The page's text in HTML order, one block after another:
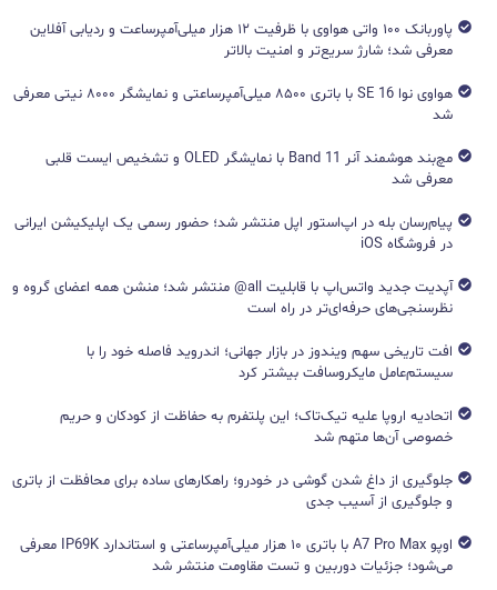
پاوربانک ۱۰۰ واتی هواوی با ظرفیت ۱۲ هزار میلی‌آمپرساعت و ردیابی آفلاین
معرفی شد؛ شارژ سریع‌تر و امنیت بالاتر
هواوی نوا 16 SE با باتری ۸۵۰۰ میلی‌آمپرساعتی و نمایشگر ۸۰۰۰ نیتی معرفی
مچ‌بند هوشمند آنر Band 11 با نمایشگر OLED و تشخیص ایست قلبی
معرفی شد
پیام‌رسان بله در اپ‌استور اپل منتشر شد؛ حضور رسمی یک اپلیکیشن ایرانی
در فروشگاه iOS
آپدیت جدید واتس‌اپ با قابلیت all@ منتشر شد؛ منشن همه اعضای گروه و
نظرسنجی‌های حرفه‌ای‌تر در راه است
افت تاریخی سهم ویندوز در بازار جهانی؛ اندروید فاصله خود را با
سیستم‌عامل مایکروسافت بیشتر کرد
اتحادیه اروپا علیه تیک‌تاک؛ این پلتفرم به حفاظت از کودکان و حریم
خصوصی آن‌ها متهم شد
جلوگیری از داغ شدن گوشی در خودرو؛ راهکارهای ساده برای محافظت از باتری
و جلوگیری از آسیب جدی
اوپو A7 Pro Max با باتری ۱۰ هزار میلی‌آمپرساعتی و استاندارد IP69K معرفی
می‌شود؛ جزئیات دوربین و تست مقاومت منتشر شد